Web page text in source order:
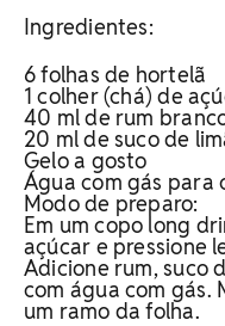
Ingredientes:
6 folhas de hortelã
1 colher (chá) de
40 ml de rum
20 ml de suco de
Gelo a gosto
Água com gás para
Modo de preparo:
Em um copo long
açúcar e pressione
Adicione rum, suco
com água com gás.
um ramo da folha.